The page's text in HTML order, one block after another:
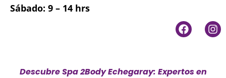
Sábado: 9 – 14 hrs
Descubre Spa 2Body Echegaray: Expertos en